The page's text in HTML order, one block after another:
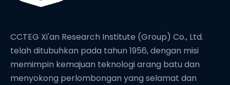
CCTEG Xi'an Research Institute (Group) Co., Ltd.
telah ditubuhkan pada tahun 1956, dengan misi
memimpin kemajuan teknologi arang batu dan
menyokong perlombongan yang selamat dan